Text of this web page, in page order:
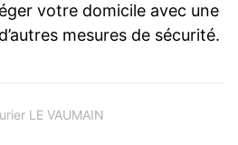
votre domicile avec une
mesures de sécurité.
LE VAUMAIN